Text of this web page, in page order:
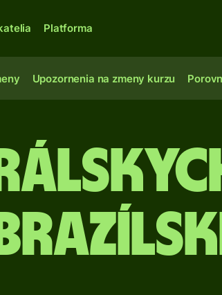
Platforma
Upozornenia na zmeny kurzu